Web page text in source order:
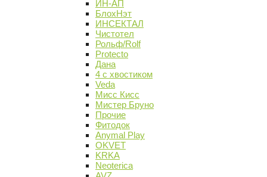
ИН-АП
БлохНэт
ИНСЕКТАЛ
Чистотел
Рольф/Rolf
Protecto
Дана
4 с хвостиком
Veda
Мисс Кисс
Мистер Бруно
Прочие
Фитодок
Anymal Play
OKVET
KRKA
Neoterica